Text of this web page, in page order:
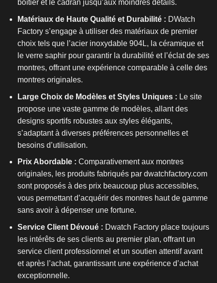
boîtier et le cadran jusqu’aux moindres détails.
Matériaux de Haute Qualité et Durabilité : DWatch
Factory s’engage à utiliser des matériaux de premier
choix tels que l’acier inoxydable 904L, la céramique et
le verre saphir pour garantir la durabilité et l’éclat de ses
montres, offrant une expérience comparable à celle des
montres originales.
Large Choix de Modèles et Styles Uniques : Le site
propose une vaste gamme de modèles, allant des
designs sportifs robustes aux styles élégants,
s’adaptant à diverses préférences personnelles et
besoins d’utilisation.
Prix Abordable : Comparativement aux montres
originales, les produits fabriqués par dwatchfactory.com
sont proposés à des prix beaucoup plus accessibles,
vous permettant d’acquérir des montres haut de gamme
sans avoir à dépenser une fortune.
Service Client Dévoué : Dwatch Factory place toujours
les intérêts de ses clients au premier plan, offrant un
service client professionnel et un soutien attentif avant
et après l’achat, garantissant une expérience d’achat
exceptionnelle.